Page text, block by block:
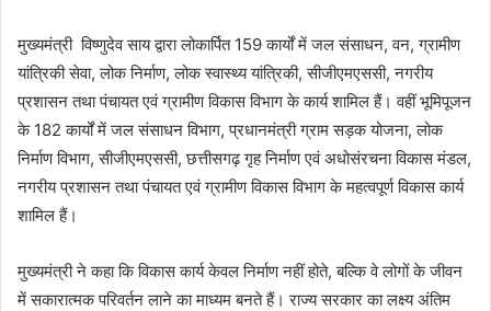
मुख्यमंत्री विष्णुदेव साय द्वारा लोकार्पित 159 कार्यों में जल संसाधन, वन, ग्रामीण
यांत्रिकी सेवा, लोक निर्माण, लोक स्वास्थ्य यांत्रिकी, सीजीएमएससी, नगरीय
प्रशासन तथा पंचायत एवं ग्रामीण विकास विभाग के कार्य शामिल हैं। वहीं भूमिपूजन
के 182 कार्यों में जल संसाधन विभाग, प्रधानमंत्री ग्राम सड़क योजना, लोक
निर्माण विभाग, सीजीएमएससी, छत्तीसगढ़ गृह निर्माण एवं अधोसंरचना विकास मंडल,
नगरीय प्रशासन तथा पंचायत एवं ग्रामीण विकास विभाग के महत्वपूर्ण विकास कार्य
शामिल हैं।
मुख्यमंत्री ने कहा कि विकास कार्य केवल निर्माण नहीं होते, बल्कि वे लोगों के जीवन
में सकारात्मक परिवर्तन लाने का माध्यम बनते हैं। राज्य सरकार का लक्ष्य अंतिम